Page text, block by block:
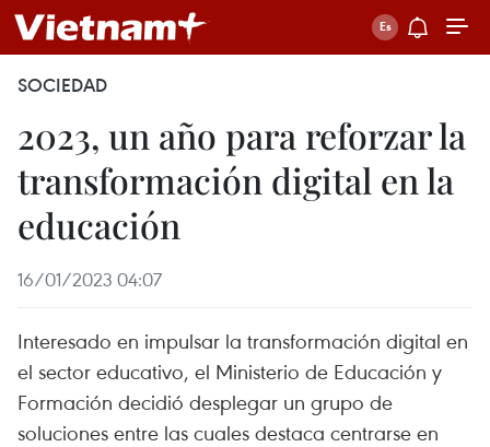
SOCIEDAD
2023, un año para reforzar la
transformación digital en la
educación
16/01/2023 04:07
Interesado en impulsar la transformación digital en
el sector educativo, el Ministerio de Educación y
Formación decidió desplegar un grupo de
soluciones entre las cuales destaca centrarse en